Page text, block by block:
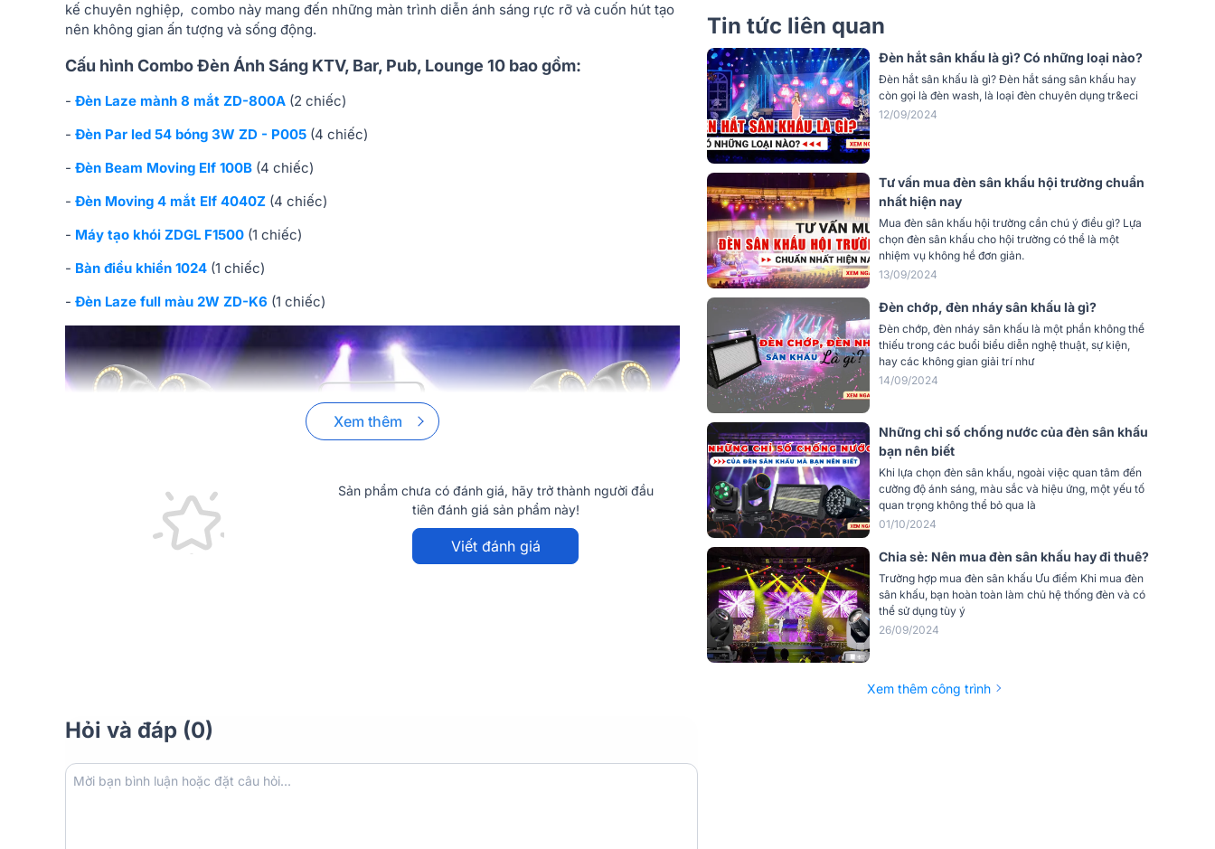
kế chuyên nghiệp, combo này mang đến những màn trình diễn ánh sáng rực rỡ và cuốn hút tạo
nên không gian ấn tượng và sống động.
Cấu hình Combo Đèn Ánh Sáng KTV, Bar, Pub, Lounge 10 bao gồm:
- Đèn Laze mành 8 mắt ZD-800A (2 chiếc)
- Đèn Par led 54 bóng 3W ZD - P005 (4 chiếc)
- Đèn Beam Moving Elf 100B (4 chiếc)
- Đèn Moving 4 mắt Elf 4040Z (4 chiếc)
- Máy tạo khói ZDGL F1500 (1 chiếc)
- Bàn điều khiển 1024 (1 chiếc)
- Đèn Laze full màu 2W ZD-K6 (1 chiếc)
Xem thêm
Sản phẩm chưa có đánh giá, hãy trở thành người đầu
tiên đánh giá sản phẩm này!
Viết đánh giá
ZD-800A
Máy tạo khói ZDGL
F1500
1 chiếc
Bàn điều khiển 1024 1 chiếc
Đèn Laze full màu 2W
ZD-K6
Tin tức liên quan
Đèn hắt sân khấu là gì? Có những loại nào?
Đèn hắt sân khấu là gì? Đèn hắt sáng sân khấu hay
còn gọi là đèn wash, là loại đèn chuyên dụng tr&eci
12/09/2024
Tư vấn mua đèn sân khấu hội trường chuẩn
nhất hiện nay
Mua đèn sân khấu hội trường cần chú ý điều gì? Lựa
chọn đèn sân khấu cho hội trường có thể là một
nhiệm vụ không hề đơn giản.
13/09/2024
Đèn chớp, đèn nháy sân khấu là gì?
Đèn chớp, đèn nháy sân khấu là một phần không thể
thiếu trong các buổi biểu diễn nghệ thuật, sự kiện,
hay các không gian giải trí như
14/09/2024
Những chỉ số chống nước của đèn sân khấu
bạn nên biết
Khi lựa chọn đèn sân khấu, ngoài việc quan tâm đến
cường độ ánh sáng, màu sắc và hiệu ứng, một yếu tố
quan trọng không thể bỏ qua là
01/10/2024
Chia sẻ: Nên mua đèn sân khấu hay đi thuê?
Trường hợp mua đèn sân khấu Ưu điểm Khi mua đèn
sân khấu, bạn hoàn toàn làm chủ hệ thống đèn và có
thể sử dụng tùy ý
26/09/2024
Xem thêm công trình
Hỏi và đáp (0)